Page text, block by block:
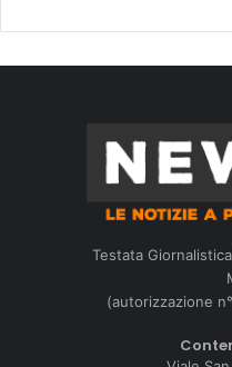
Testata
(autorizzazione